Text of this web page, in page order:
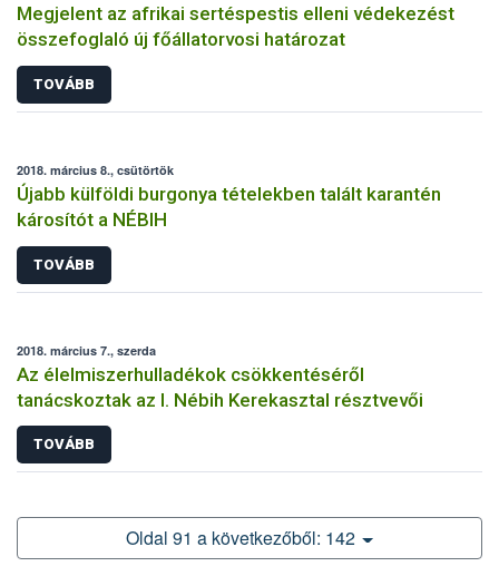
Megjelent az afrikai sertéspestis elleni védekezést
összefoglaló új főállatorvosi határozat
TOVÁBB
2018. március 8., csütörtök
Újabb külföldi burgonya tételekben talált karantén
károsítót a NÉBIH
TOVÁBB
2018. március 7., szerda
Az élelmiszerhulladékok csökkentéséről
tanácskoztak az I. Nébih Kerekasztal résztvevői
TOVÁBB
Oldal 91 a következőből: 142